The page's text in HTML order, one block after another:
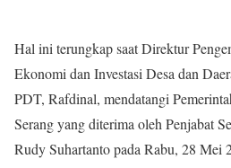
Hal ini terungkap saat Direktur
Ekonomi dan Investasi Desa dan
PDT, Rafdinal, mendatangi
Serang yang diterima oleh Penjabat
Rudy Suhartanto pada Rabu, 28 Mei